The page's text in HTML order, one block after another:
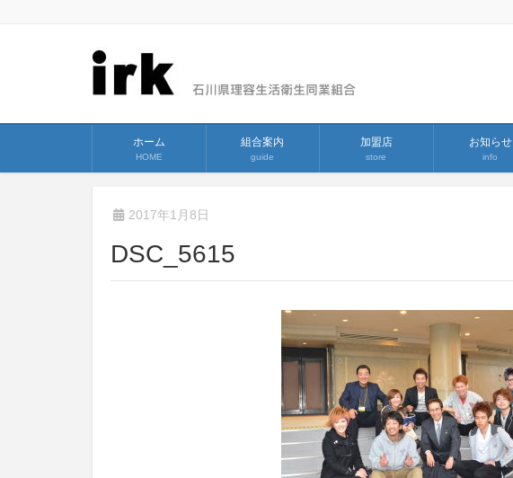
ホーム
HOME
組合案内
guide
加盟店
store
お知らせ
info
2017年1月8日
DSC_5615